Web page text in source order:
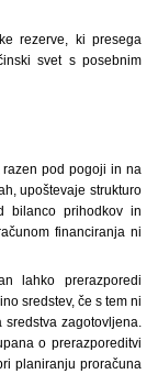
rezerve, ki presega
svet s posebnim
razen pod pogoji in na
upoštevaje strukturo
bilanco prihodkov in
financiranja ni
lahko prerazporedi
sredstev, če s tem ni
zagotovljena.
o prerazporeditvi
planiranju proračuna